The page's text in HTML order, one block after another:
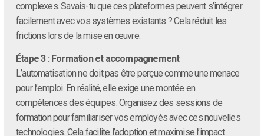
complexes. Savais-tu que ces plateformes peuvent s’intégrer
facilement avec vos systèmes existants ? Cela réduit les
frictions lors de la mise en œuvre.
Étape 3 : Formation et accompagnement
L’automatisation ne doit pas être perçue comme une menace
pour l’emploi. En réalité, elle exige une montée en
compétences des équipes. Organisez des sessions de
formation pour familiariser vos employés avec ces nouvelles
technologies. Cela facilite l’adoption et maximise l’impact